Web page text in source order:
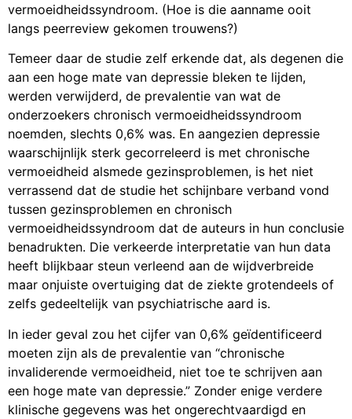
vermoeidheidssyndroom. (Hoe is die aanname ooit
langs peerreview gekomen trouwens?)
Temeer daar de studie zelf erkende dat, als degenen die
aan een hoge mate van depressie bleken te lijden,
werden verwijderd, de prevalentie van wat de
onderzoekers chronisch vermoeidheidssyndroom
noemden, slechts 0,6% was. En aangezien depressie
waarschijnlijk sterk gecorreleerd is met chronische
vermoeidheid alsmede gezinsproblemen, is het niet
verrassend dat de studie het schijnbare verband vond
tussen gezinsproblemen en chronisch
vermoeidheidssyndroom dat de auteurs in hun conclusie
benadrukten. Die verkeerde interpretatie van hun data
heeft blijkbaar steun verleend aan de wijdverbreide
maar onjuiste overtuiging dat de ziekte grotendeels of
zelfs gedeeltelijk van psychiatrische aard is.
In ieder geval zou het cijfer van 0,6% geïdentificeerd
moeten zijn als de prevalentie van “chronische
invaliderende vermoeidheid, niet toe te schrijven aan
een hoge mate van depressie.” Zonder enige verdere
klinische gegevens was het ongerechtvaardigd en